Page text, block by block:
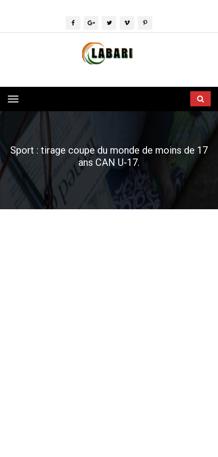
Toggle
navigation
Sport : tirage coupe du monde de moins de 17
ans CAN U-17.